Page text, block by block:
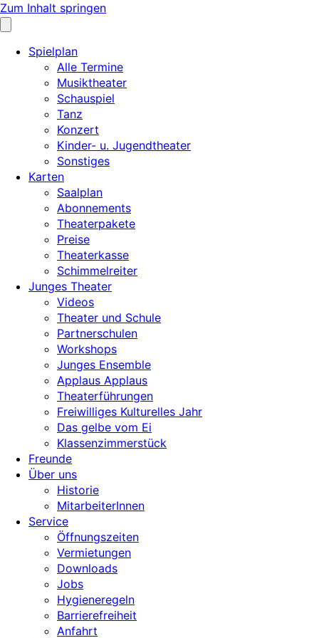
Zum Inhalt springen
Spielplan
Alle Termine
Musiktheater
Schauspiel
Tanz
Konzert
Kinder- u. Jugendtheater
Sonstiges
Karten
Saalplan
Abonnements
Theaterpakete
Preise
Theaterkasse
Schimmelreiter
Junges Theater
Videos
Theater und Schule
Partnerschulen
Workshops
Junges Ensemble
Applaus Applaus
Theaterführungen
Freiwilliges Kulturelles Jahr
Das gelbe vom Ei
Klassenzimmerstück
Freunde
Über uns
Historie
MitarbeiterInnen
Service
Öffnungszeiten
Vermietungen
Downloads
Jobs
Hygieneregeln
Barrierefreiheit
Anfahrt